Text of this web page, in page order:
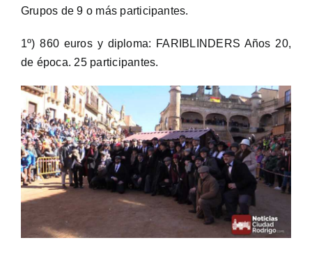
Grupos de 9 o más participantes.
1º) 860 euros y diploma: FARIBLINDERS Años 20,
de época. 25 participantes.